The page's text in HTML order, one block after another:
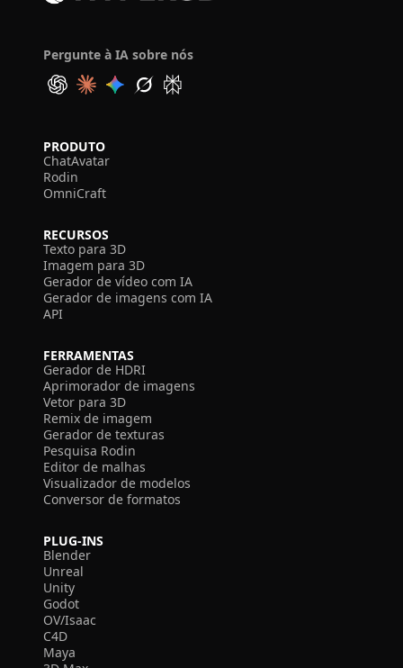
Pergunte à IA sobre nós
PRODUTO
ChatAvatar
Rodin
OmniCraft
RECURSOS
Texto para 3D
Imagem para 3D
Gerador de vídeo com IA
Gerador de imagens com IA
API
FERRAMENTAS
Gerador de HDRI
Aprimorador de imagens
Vetor para 3D
Remix de imagem
Gerador de texturas
Pesquisa Rodin
Editor de malhas
Visualizador de modelos
Conversor de formatos
PLUG-INS
Blender
Unreal
Unity
Godot
OV/Isaac
C4D
Maya